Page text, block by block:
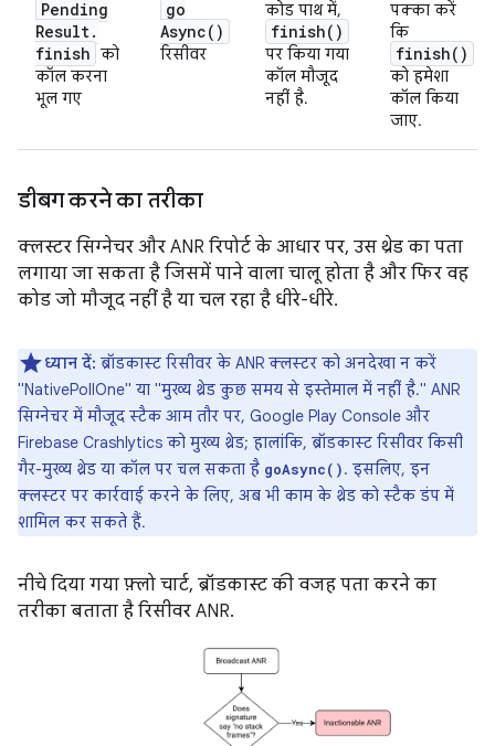
Pending
Result .
finish को
कॉल करना
भूल गए
go
Async( )
रिसीवर
कोड पाथ में,
finish( )
पर किया गया
कॉल मौजूद
नहीं है.
पक्का करें
कि
finish( )
को हमेशा
कॉल किया
जाए.
डीबग करने का तरीका
क्लस्टर सिग्नेचर और ANR रिपोर्ट के आधार पर, उस थ्रेड का पता
लगाया जा सकता है जिसमें पाने वाला चालू होता है और फिर वह
कोड जो मौजूद नहीं है या चल रहा है धीरे-धीरे.
ध्यान दें: ब्रॉडकास्ट रिसीवर के ANR क्लस्टर को अनदेखा न करें
"NativePollOne" या "मुख्य थ्रेड कुछ समय से इस्तेमाल में नहीं है." ANR
सिग्नेचर में मौजूद स्टैक आम तौर पर, Google Play Console और
Firebase Crashlytics को मुख्य थ्रेड; हालांकि, ब्रॉडकास्ट रिसीवर किसी
गैर-मुख्य थ्रेड या कॉल पर चल सकता है goAsync(). इसलिए, इन
क्लस्टर पर कार्रवाई करने के लिए, अब भी काम के थ्रेड को स्टैक डंप में
शामिल कर सकते हैं.
नीचे दिया गया फ़्लो चार्ट, ब्रॉडकास्ट की वजह पता करने का
तरीका बताता है रिसीवर ANR.